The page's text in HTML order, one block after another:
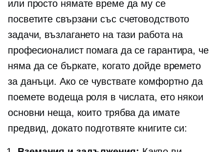
или просто нямате време да му се
посветитесвързани със счетоводството
задачи, възлагането на тази работа на
професионалист помага да се гарантира, че
няма да се бъркате, когато дойде времето
за данъци. Ако се чувствате комфортно да
поемете водеща роля в числата, ето някои
основни неща, които трябва да имате
предвид, докато подготвяте книгите си: